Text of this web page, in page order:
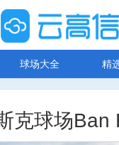
球场大全 精
克球场